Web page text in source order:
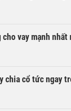
vay mạnh nhất
chia cổ tức ngay